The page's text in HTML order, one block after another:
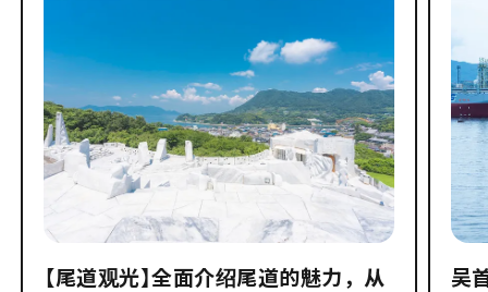
【尾道观光】全面介绍尾道的魅力，从
吴